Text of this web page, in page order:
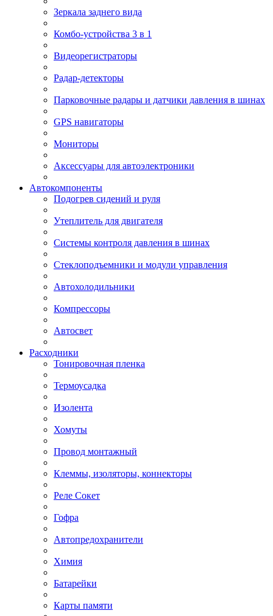
Зеркала заднего вида
Комбо-устройства 3 в 1
Видеорегистраторы
Радар-детекторы
Парковочные радары и датчики давления в шинах
GPS навигаторы
Мониторы
Аксессуары для автоэлектроники
Автокомпоненты
Подогрев сидений и руля
Утеплитель для двигателя
Системы контроля давления в шинах
Стеклоподъемники и модули управления
Автохолодильники
Компрессоры
Автосвет
Расходники
Тонировочная пленка
Термоусадка
Изолента
Хомуты
Провод монтажный
Клеммы, изоляторы, коннекторы
Реле Сокет
Гофра
Автопредохранители
Химия
Батарейки
Карты памяти